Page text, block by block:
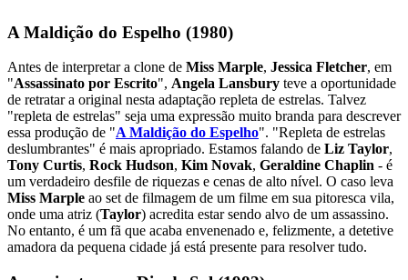
A Maldição do Espelho (1980)
Antes de interpretar a clone de Miss Marple, Jessica Fletcher, em
"Assassinato por Escrito", Angela Lansbury teve a oportunidade
de retratar a original nesta adaptação repleta de estrelas. Talvez
"repleta de estrelas" seja uma expressão muito branda para descrever
essa produção de "A Maldição do Espelho". "Repleta de estrelas
deslumbrantes" é mais apropriado. Estamos falando de Liz Taylor,
Tony Curtis, Rock Hudson, Kim Novak, Geraldine Chaplin - é
um verdadeiro desfile de riquezas e cenas de alto nível. O caso leva
Miss Marple ao set de filmagem de um filme em sua pitoresca vila,
onde uma atriz (Taylor) acredita estar sendo alvo de um assassino.
No entanto, é um fã que acaba envenenado e, felizmente, a detetive
amadora da pequena cidade já está presente para resolver tudo.